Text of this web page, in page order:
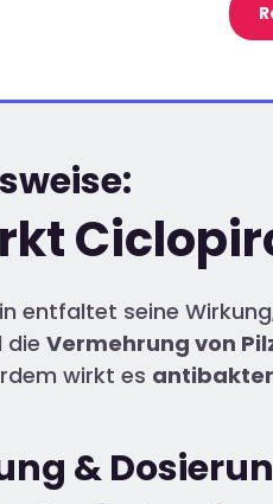
entfaltet seine
die Vermehrung von
wirkt es
&